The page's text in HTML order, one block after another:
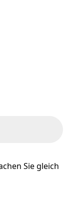
Sie gleich